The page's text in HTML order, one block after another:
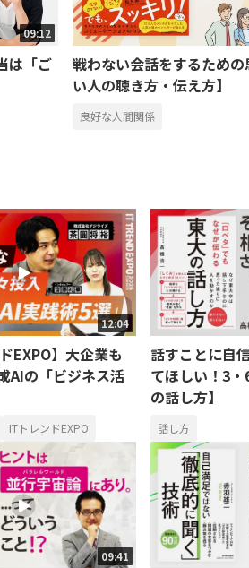
09:12
は「ご
戦わない会話をするため
い人の聴き方・伝え方】
良好な人間関係
12:04
EXPO】大企業も
AIの「ビジネス活
ITトレンドEXPO
話すことに自
てほしい！3
の話し方】
話し方
09:41